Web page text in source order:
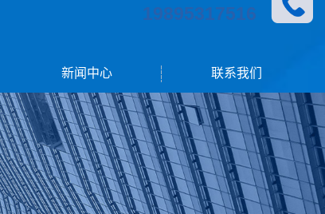
19895317516
新闻中心 联系我们